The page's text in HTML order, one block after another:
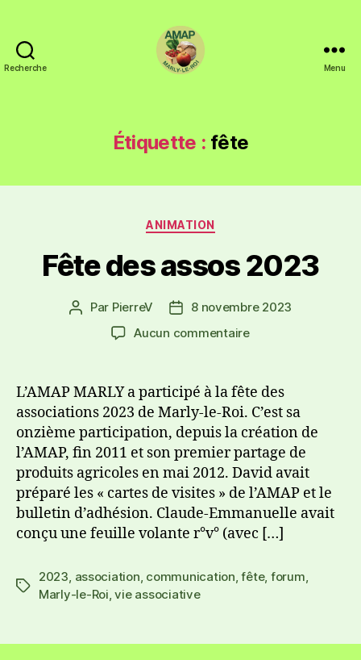
Recherche Menu
Étiquette : fête
ANIMATION
Fête des assos 2023
Par PierreV
8 novembre 2023
Aucun commentaire
L’AMAP MARLY a participé à la fête des
associations 2023 de Marly-le-Roi. C’est sa
onzième participation, depuis la création de
l’AMAP, fin 2011 et son premier partage de
produits agricoles en mai 2012. David avait
préparé les « cartes de visites » de l’AMAP et le
bulletin d’adhésion. Claude-Emmanuelle avait
conçu une feuille volante r°v° (avec […]
2023 association communication ,fête, forum
Marly-le-Roi ,vie associative